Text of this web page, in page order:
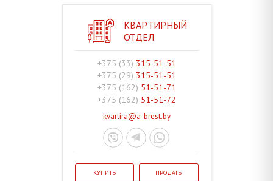
КВАРТИРНЫЙ
ОТДЕЛ
+375 (33) 315-51-51
+375 (29) 315-51-51
+375 (162) 51-51-71
+375 (162) 51-51-72
kvartira@a-brest.by
КУПИТЬ ПРОДАТЬ